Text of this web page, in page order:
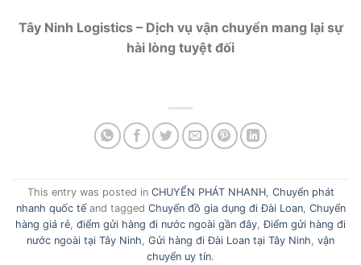
Tây Ninh Logistics – Dịch vụ vận chuyển mang lại sự
hài lòng tuyệt đối
This entry was posted in CHUYỂN PHÁT NHANH, Chuyển phát
nhanh quốc tếand tagged Chuyển đồ gia dụng đi Đài Loan, Chuyển
hàng giá rẻ, điểm gửi hàng đi nước ngoài gần đây,Điểm gửi hàng đi
nước ngoài tại Tây Ninh, Gửi hàng đi Đài Loan tại Tây Ninh, vận
chuyển uy tín.